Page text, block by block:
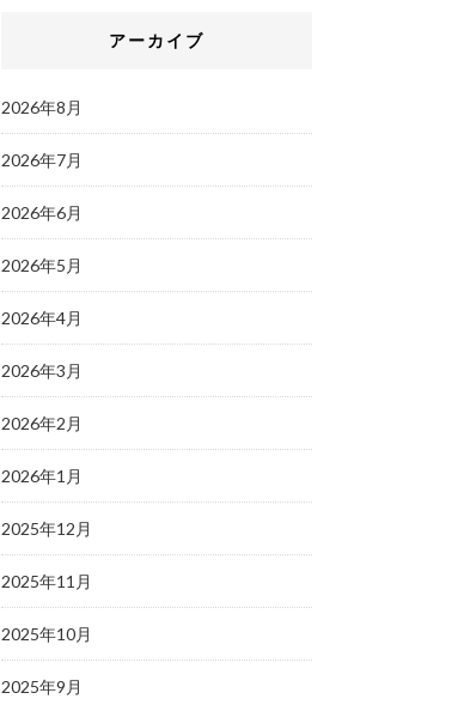
アーカイブ
2026年8月
2026年7月
2026年6月
2026年5月
2026年4月
2026年3月
2026年2月
2026年1月
2025年12月
2025年11月
2025年10月
2025年9月